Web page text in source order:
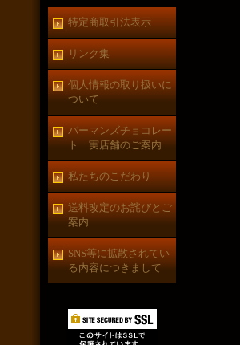
特定商取引法表示
リンク集
個人情報の取り扱いに
ついて
バーマンズチョコレー
ト 実店舗のご案内
私たちのこだわり
送料改定のお詫びとご
案内
SNS等に拡散されてい
る内容につきまして